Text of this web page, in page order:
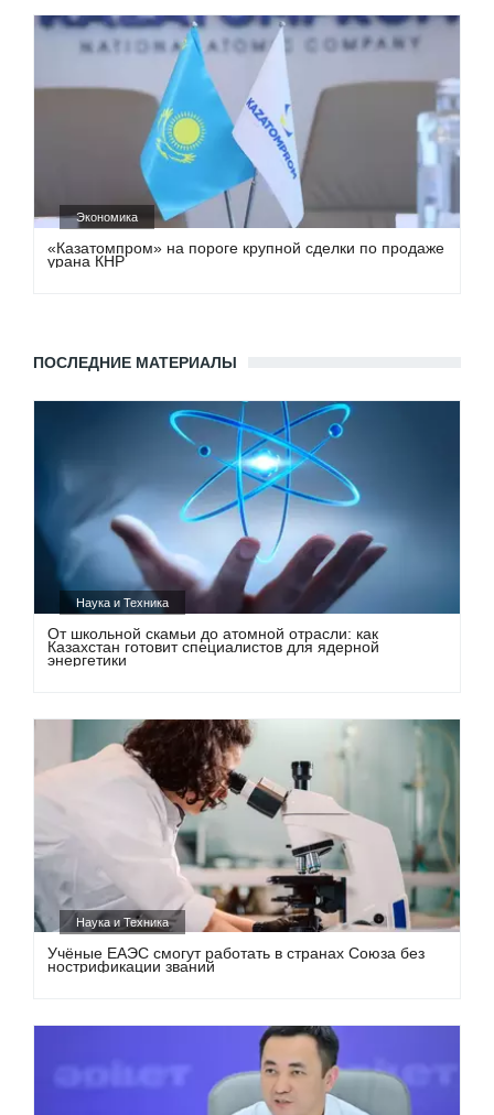
Экономика
«Казатомпром» на пороге крупной сделки по продаже
урана КНР
ПОСЛЕДНИЕ МАТЕРИАЛЫ
Наука и Техника
От школьной скамьи до атомной отрасли: как
Казахстан готовит специалистов для ядерной
энергетики
Наука и Техника
Учёные ЕАЭС смогут работать в странах Союза без
нострификации званий